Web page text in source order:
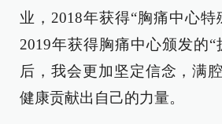
业，2018年获得“胸痛中心特
2019年获得胸痛中心颁发的“
后，我会更加坚定信念，满
健康贡献出自己的力量。